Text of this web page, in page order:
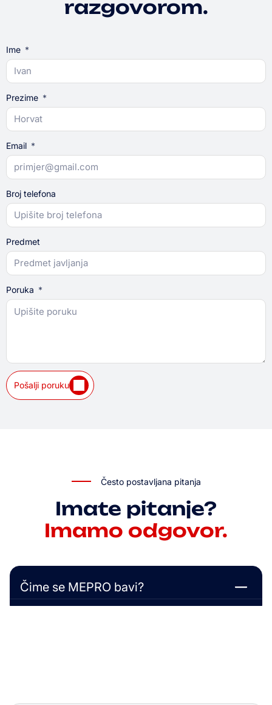
razgovorom.
Ime
Prezime
Email
Broj telefona
Predmet
Poruka
Pošalji poruku
Često postavljana pitanja
Imate pitanje?
Imamo odgovor.
Čime se MEPRO bavi?